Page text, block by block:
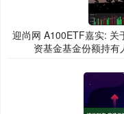
迎尚网 A100ETF嘉实: 关
资基金基金份额持